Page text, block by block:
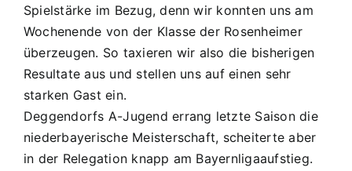
Weiß
Deggendorf
Spielstärke im Bezug, denn wir konnten uns am
Wochenende von der Klasse der Rosenheimer
überzeugen. So taxieren wir also die bisherigen
Resultate aus und stellen uns auf einen sehr
starken Gast ein.
Deggendorfs A-Jugend errang letzte Saison die
niederbayerische Meisterschaft, scheiterte aber
in der Relegation knapp am Bayernligaaufstieg.